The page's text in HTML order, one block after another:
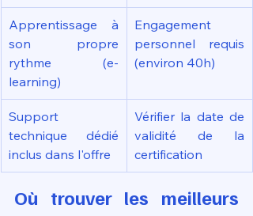
Apprentissage à
son propre
rythme (e-
learning)
Engagement
personnel requis
(environ 40h)
Support
technique dédié
inclus dans l'offre
Vérifier la date de
validité de la
certification
Où trouver les meilleurs